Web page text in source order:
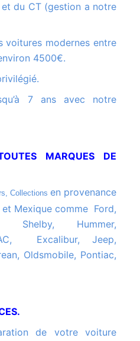
4500€.
Collections en provenance
et Mexique comme Ford,
Shelby, Hummer,
Excalibur, Jeep,
Oldsmobile, Pontiac,